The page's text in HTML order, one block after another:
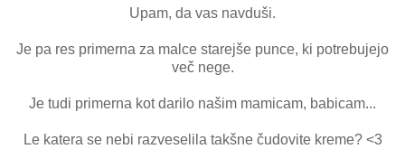
Upam, da vas navduši.
Je pa res primerna za malce starejše punce, ki potrebujejo
več nege.
Je tudi primerna kot darilo našim mamicam, babicam...
Le katera se nebi razveselila takšne čudovite kreme? <3